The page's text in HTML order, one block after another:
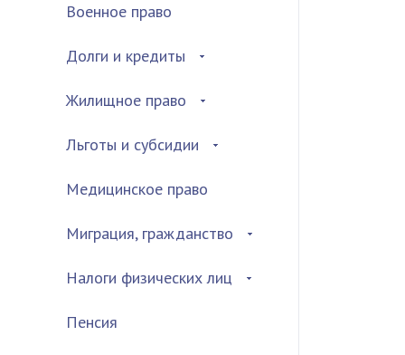
Военное право
Долги и кредиты
Жилищное право
Льготы и субсидии
Медицинское право
Миграция, гражданство
Налоги физических лиц
Пенсия